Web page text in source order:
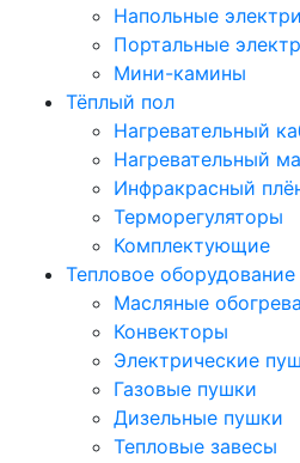
Напольные
Портальные
Мини-камины
Тёплый пол
Нагревательный
Нагревательный
Инфракрасный
Терморегуляторы
Комплектующие
Тепловое оборудование
Масляные
Конвекторы
Электрические
Газовые пушки
Дизельные пушки
Тепловые завесы